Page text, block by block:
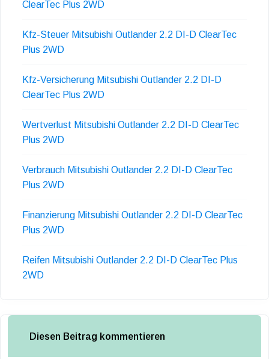
ClearTec Plus 2WD
Kfz-Steuer Mitsubishi Outlander 2.2 DI-D ClearTec
Plus 2WD
Kfz-Versicherung Mitsubishi Outlander 2.2 DI-D
ClearTec Plus 2WD
Wertverlust Mitsubishi Outlander 2.2 DI-D ClearTec
Plus 2WD
Verbrauch Mitsubishi Outlander 2.2 DI-D ClearTec
Plus 2WD
Finanzierung Mitsubishi Outlander 2.2 DI-D ClearTec
Plus 2WD
Reifen Mitsubishi Outlander 2.2 DI-D ClearTec Plus
2WD
Diesen Beitrag kommentieren